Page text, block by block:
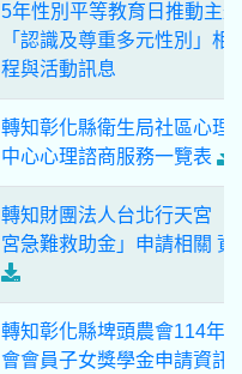
5年性別平等教育日推動主
「認識及尊重多元性別」相
程與活動訊息
轉知彰化縣衛生局社區心理
中心心理諮商服務一覽表
轉知財團法人台北行天宮「
宮急難救助金」申請相關 資
轉知彰化縣埤頭農會114年
會會員子女獎學金申請資訊